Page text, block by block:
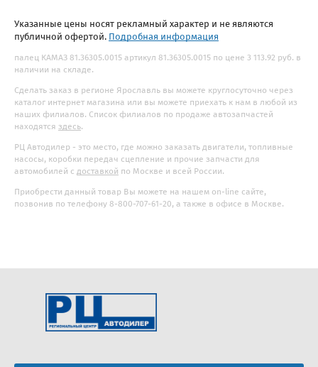
Указанные цены носят рекламный характер и не являются
публичной офертой. Подробная информация
палец КАМАЗ 81.36305.0015 артикул 81.36305.0015 по цене 3 113.92 руб. в
наличии на складе.
Сделать заказ в регионе Ярославль вы можете круглосуточно через
каталог интернет магазина или вы можете приехать к нам в любой из
наших филиалов. Список филиалов по продаже автозапчастей
находятся здесь.
РЦ Автодилер - это место, где можно заказать двигатели, топливные
насосы, коробки передач сцепление и прочие запчасти для
автомобилей с доставкой по Москве и всей России.
Приобрести данный товар Вы можете на нашем on-line сайте,
позвонив по телефону 8-800-707-61-20, а также в офисе в Москве.